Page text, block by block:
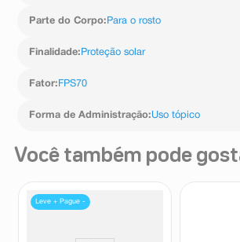
Parte do Corpo: Para o rosto
Finalidade: Proteção solar
Fator: FPS70
Forma de Administração:Uso tópico
Você também pode
Leve + Pague -